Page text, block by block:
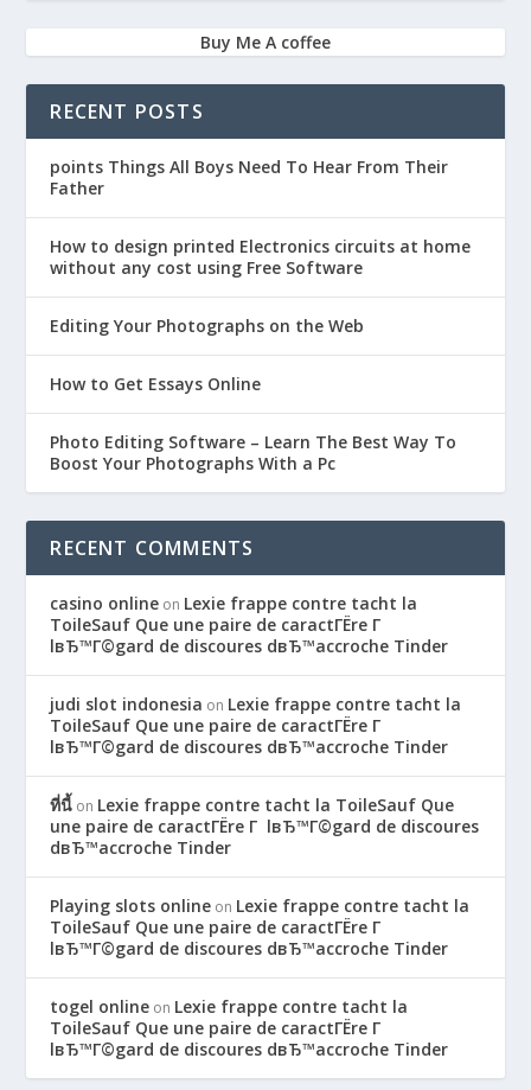
Buy Me A coffee
RECENT POSTS
points Things All Boys Need To Hear From Their
Father
How to design printed Electronics circuits at home
without any cost using Free Software
Editing Your Photographs on the Web
How to Get Essays Online
Photo Editing Software – Learn The Best Way To
Boost Your Photographs With a Pc
RECENT COMMENTS
casino online on Lexie frappe contre tacht la
ToileSauf Que une paire de caractГЁre Г
lвЂ™Г©gard de discoures dвЂ™accroche Tinder
judi slot indonesia on Lexie frappe contre tacht la
ToileSauf Que une paire de caractГЁre Г
lвЂ™Г©gard de discoures dвЂ™accroche Tinder
ที่นี้ on Lexie frappe contre tacht la ToileSauf Que
une paire de caractГЁre Г lвЂ™Г©gard de discoures
dвЂ™accroche Tinder
Playing slots online on Lexie frappe contre tacht la
ToileSauf Que une paire de caractГЁre Г
lвЂ™Г©gard de discoures dвЂ™accroche Tinder
togel online on Lexie frappe contre tacht la
ToileSauf Que une paire de caractГЁre Г
lвЂ™Г©gard de discoures dвЂ™accroche Tinder